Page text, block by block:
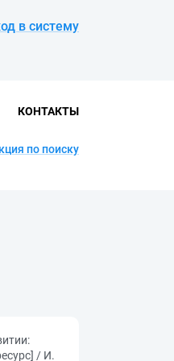
в систему
КОНТАКТЫ
по поиску
/ И.